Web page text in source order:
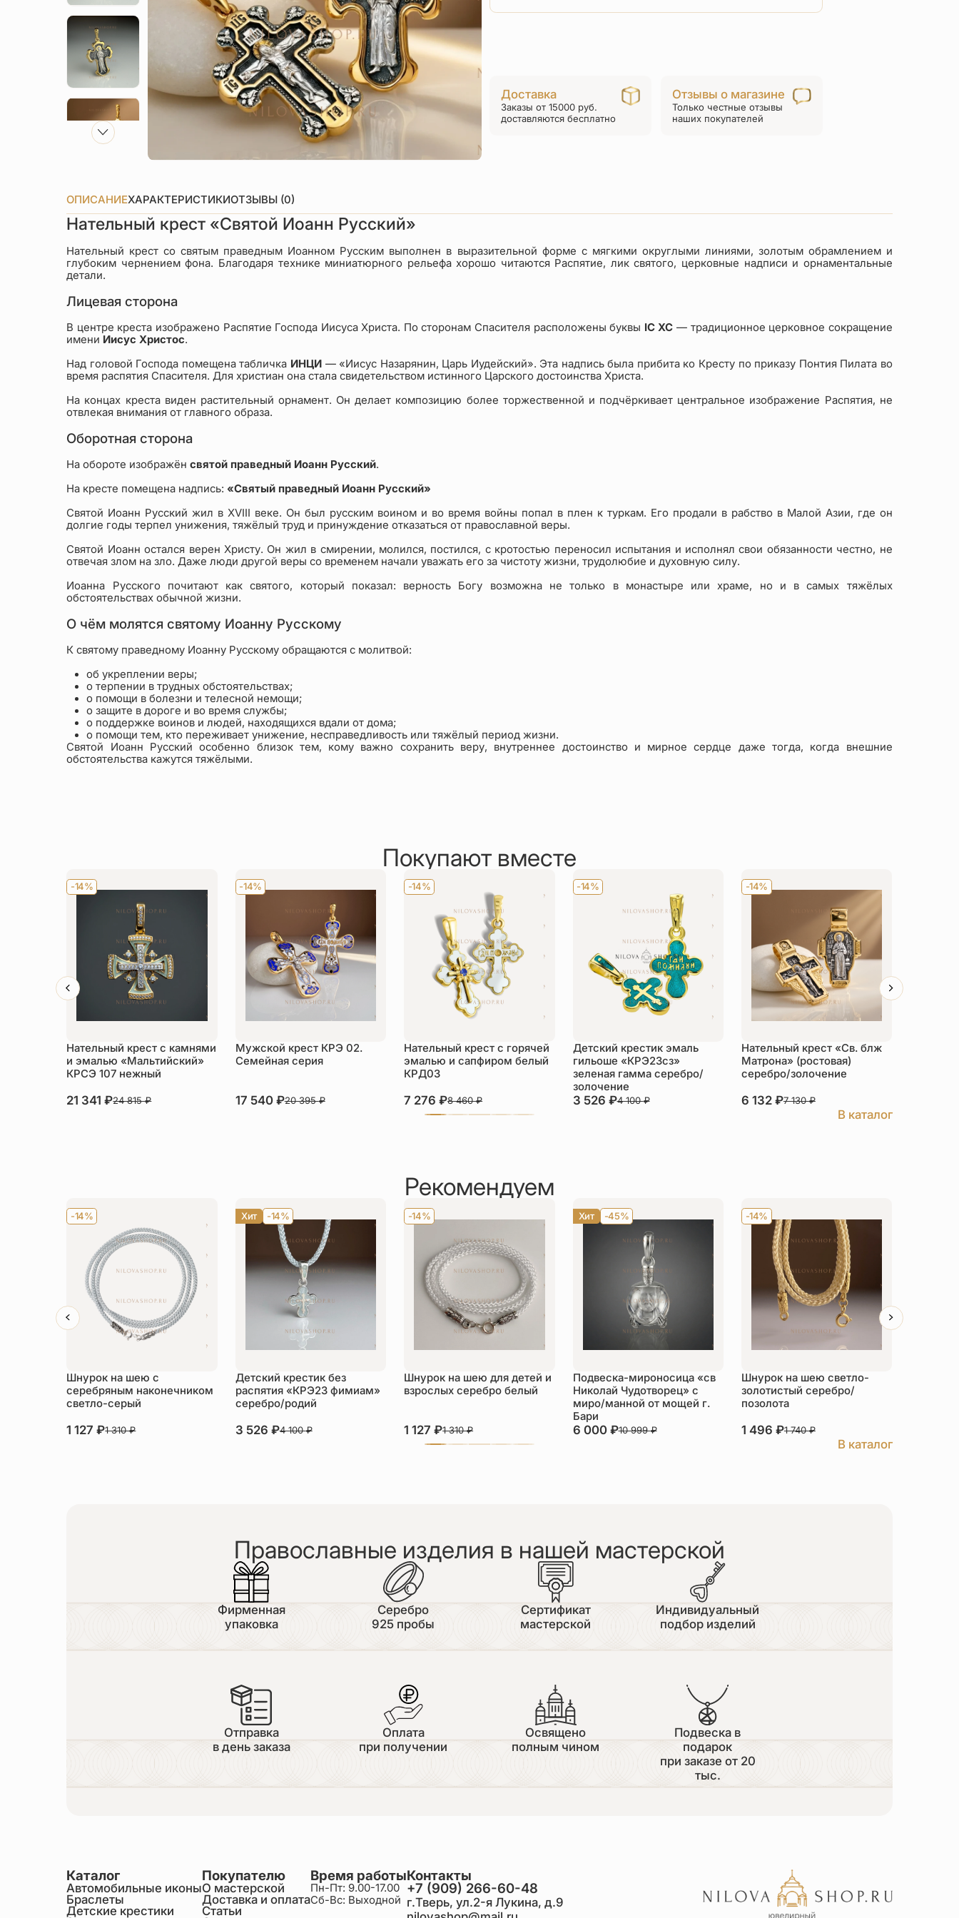
товара
Русский»
серебро/
золочение
Доставка
Заказы от 15000 руб.
доставляются бесплатно
Отзывы о магазине
Только честные отзывы
наших покупателей
ОПИСАНИЕХАРАКТЕРИСТИКИОТЗЫВЫ (0)
Нательный крест «Святой Иоанн Русский»
Нательный крест со святым праведным Иоанном Русским выполнен в выразительной форме с мягкими округлыми линиями, золотым обрамлением и
глубоким чернением фона. Благодаря технике миниатюрного рельефа хорошо читаются Распятие, лик святого, церковные надписи и орнаментальные
детали.
Лицевая сторона
В центре креста изображено Распятие Господа Иисуса Христа. По сторонам Спасителя расположены буквы IC XC — традиционное церковное сокращение
имени Иисус Христос.
Над головой Господа помещена табличка ИНЦИ — «Иисус Назарянин, Царь Иудейский». Эта надпись была прибита ко Кресту по приказу Понтия Пилата во
время распятия Спасителя. Для христиан она стала свидетельством истинного Царского достоинства Христа.
На концах креста виден растительный орнамент. Он делает композицию более торжественной и подчёркивает центральное изображение Распятия, не
отвлекая внимания от главного образа.
Оборотная сторона
На обороте изображёнсвятой праведный Иоанн Русский.
На кресте помещена надпись:«Святый праведный Иоанн Русский»
Святой Иоанн Русский жил в XVIII веке. Он был русским воином и во время войны попал в плен к туркам. Его продали в рабство в Малой Азии, где он
долгие годы терпел унижения, тяжёлый труд и принуждение отказаться от православной веры.
Святой Иоанн остался верен Христу. Он жил в смирении, молился, постился, с кротостью переносил испытания и исполнял свои обязанности честно, не
отвечая злом на зло. Даже люди другой веры со временем начали уважать его за чистоту жизни, трудолюбие и духовную силу.
Иоанна Русского почитают как святого, который показал: верность Богу возможна не только в монастыре или храме, но и в самых тяжёлых
обстоятельствах обычной жизни.
О чём молятся святому Иоанну Русскому
К святому праведному Иоанну Русскому обращаются с молитвой:
об укреплении веры;
о терпении в трудных обстоятельствах;
о помощи в болезни и телесной немощи;
о защите в дороге и во время службы;
о поддержке воинов и людей, находящихся вдали от дома;
о помощи тем, кто переживает унижение, несправедливость или тяжёлый период жизни.
Святой Иоанн Русский особенно близок тем, кому важно сохранить веру, внутреннее достоинство и мирное сердце даже тогда, когда внешние
обстоятельства кажутся тяжёлыми.
Покупают вместе
-14%
Нательный крест с камнями
и эмалью «Мальтийский»
КРСЭ 107 нежный
21 341₽24 815₽
-14%
Мужской крест КРЭ 02.
Семейная серия
17 540 ₽20 395₽
-14%
Нательный крест с горячей
эмалью и сапфиром белый
КРД03
7 276₽8 460₽
-14%
Детский крестик эмаль
гильоше «КРЭ23сз»
зеленая гамма серебро/
золочение
3 526 ₽4 100₽
-14%
Нательный крест «Св. блж
Матрона» (ростовая)
серебро/золочение
6 132 ₽7 130₽
В каталог
Рекомендуем
-14%
Шнурок на шею с
серебряным наконечником
светло-серый
1 127₽1 310₽
Хит -14%
Детский крестик без
распятия «КРЭ23 фимиам»
серебро/родий
3 526 ₽4 100₽
-14%
Шнурок на шею для детей и
взрослых серебро белый
1 127₽1 310₽
Хит -45%
Подвеска-мироносица «св
Николай Чудотворец» с
миро/манной от мощей г.
Бари
6 000 ₽10 999₽
-14%
Шнурок на шею светло-
золотистый серебро/
позолота
1 496 ₽1 740₽
В каталог
Православные изделия в нашей мастерской
Фирменная
упаковка
Серебро
925 пробы
Сертификат
мастерской
Индивидуальный
подбор изделий
Отправка
в день заказа
Оплата
при получении
Освящено
полным чином
Подвеска в
подарок
при заказе от 20
тыс.
Каталог
Автомобильные иконы
Браслеты
Детские крестики
Покупателю
О мастерской
Доставка и оплата
Статьи
Время работы
Пн-Пт: 9.00-17.00
Сб-Вс: Выходной
Контакты
+7 (909) 266-60-48
г.Тверь, ул.2-я Лукина, д.9